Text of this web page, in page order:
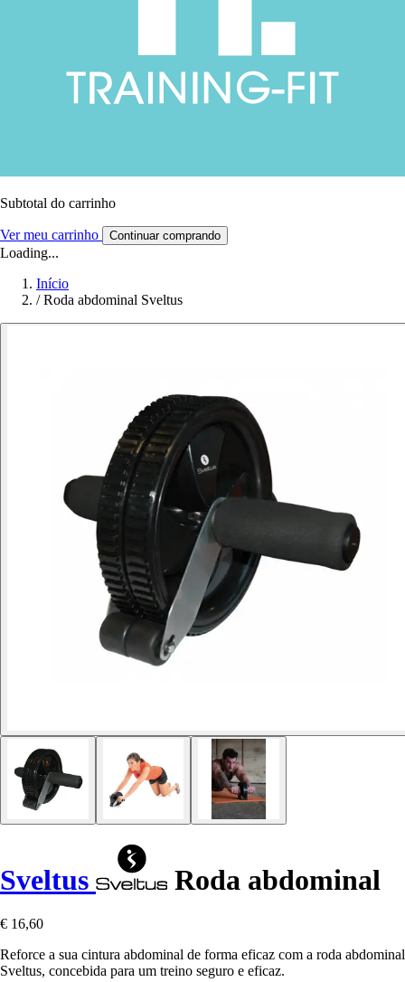
Subtotal do carrinho
Ver meu carrinho Continuar comprando
Loading...
Início
/ Roda abdominal Sveltus
Sveltus Roda abdominal
€ 16,60
Reforce a sua cintura abdominal de forma eficaz com a roda abdominal
Sveltus, concebida para um treino seguro e eficaz.